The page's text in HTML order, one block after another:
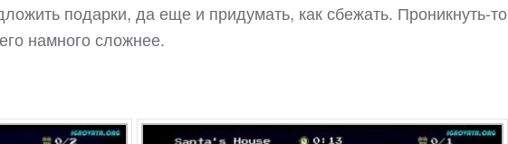
подарки, да еще и придумать, как сбежать. Проникнуть-то
намного сложнее.